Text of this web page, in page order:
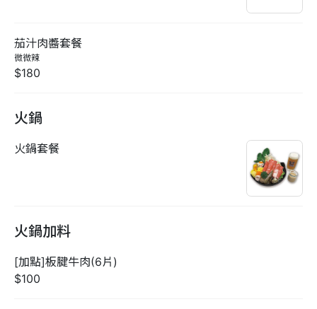
茄汁肉醬套餐
微微辣
$180
火鍋
火鍋套餐
火鍋加料
[加點]板腱牛肉(6片)
$100